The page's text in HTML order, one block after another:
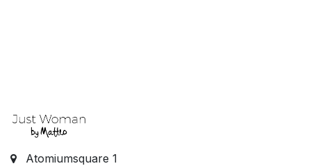
Atomiumsquare 1